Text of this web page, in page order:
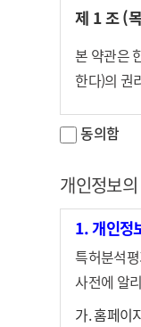
제 1 조 (
본 약관은
한다)의 권
제 2 조 (정
“이용자
“회원”
“유료
지칭한
“연간
“무료
동의함
개인정보
1. 개인정
특허분석
사전에 알
가. 홈페이